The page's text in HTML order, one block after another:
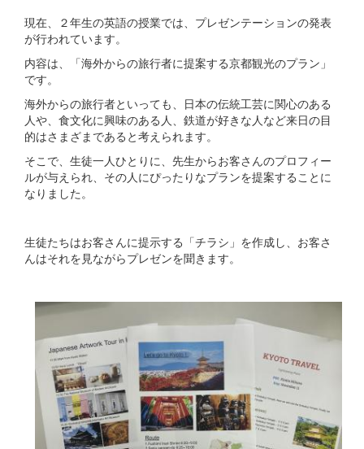
現在、２年生の英語の授業では、プレゼンテーションの発表
が行われています。
内容は、「海外からの旅行者に提案する京都観光のプラン」
です。
海外からの旅行者といっても、日本の伝統工芸に関心のある
人や、食文化に興味のある人、鉄道が好きな人など来日の目
的はさまざまであると考えられます。
そこで、生徒一人ひとりに、先生からお客さんのプロフィー
ルが与えられ、その人にぴったりなプランを提案することに
なりました。
生徒たちはお客さんに提示する「チラシ」を作成し、お客さ
んはそれを見ながらプレゼンを聞きます。